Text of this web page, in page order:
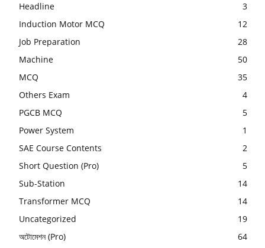
Headline
3
Induction Motor MCQ
12
Job Preparation
28
Machine
50
MCQ
35
Others Exam
4
PGCB MCQ
5
Power System
1
SAE Course Contents
2
Short Question (Pro)
5
Sub-Station
14
Transformer MCQ
14
Uncategorized
19
অটোমেশন (Pro)
64